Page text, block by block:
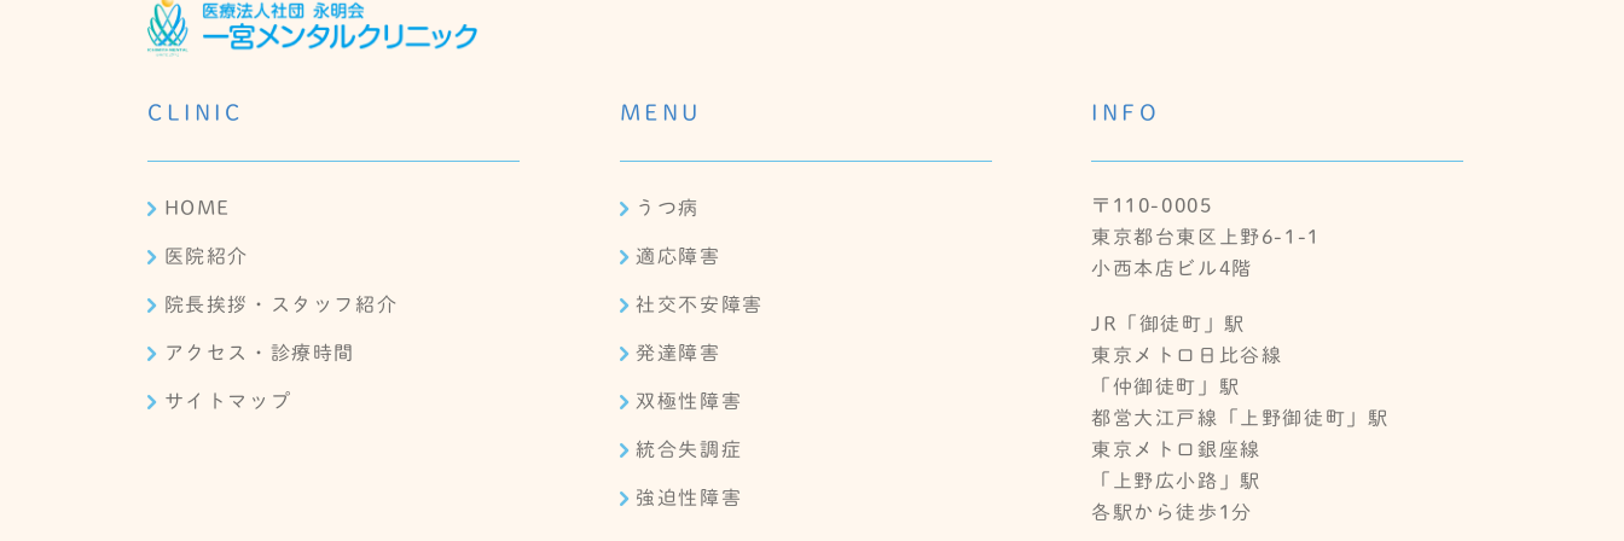
CLINIC
HOME
医院紹介
院長挨拶・スタッフ紹介
アクセス・診療時間
サイトマップ
MENU
うつ病
適応障害
社交不安障害
発達障害
双極性障害
統合失調症
強迫性障害
INFO
〒110-0005
東京都台東区上野6-1-1
小西本店ビル4階
JR「御徒町」駅
東京メトロ日比谷線
「仲御徒町」駅
都営大江戸線「上野御徒町」駅
東京メトロ銀座線
「上野広小路」駅
各駅から徒歩1分